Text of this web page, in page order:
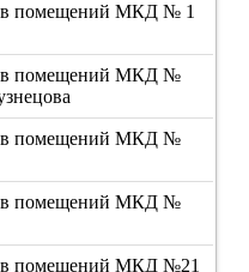
помещений МКД № 1
помещений МКД №
помещений МКД №
помещений МКД №
помещений МКД №21